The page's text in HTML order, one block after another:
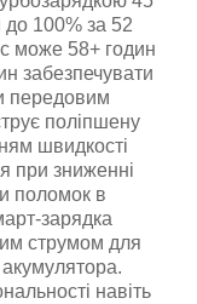
до 100% за 52
може 58+ годин
забезпечувати
передовим
поліпшену
швидкості
при зниженні
поломок в
зарядка
струмом для
навіть